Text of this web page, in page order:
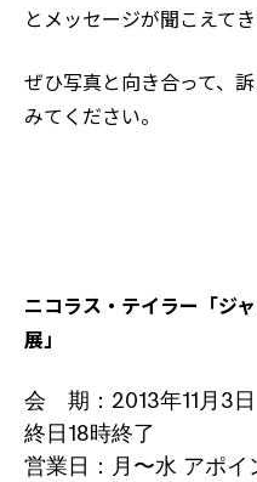
とメッセージが聞こえてき
ぜひ写真と向き合って、
みてください。
ニコラス・テイラー「ジ
展」
会 期：2013年11月3
終日18時終了
営業日：月〜水 アポイ